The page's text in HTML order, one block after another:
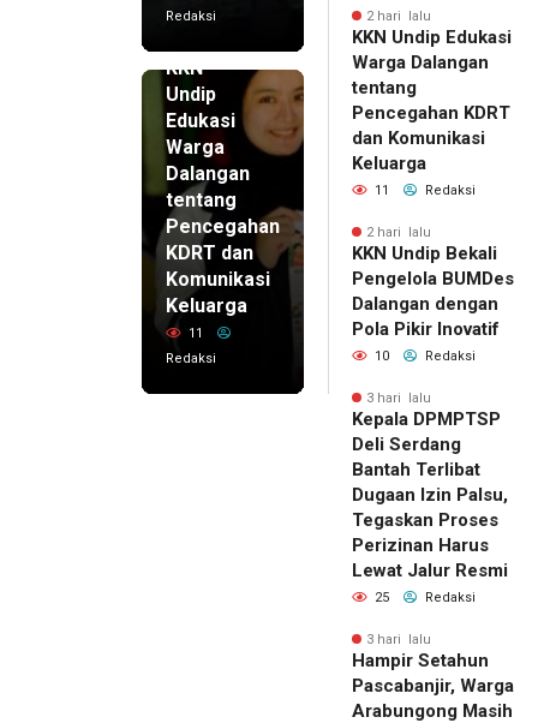
Redaksi
KKN
Undip
Edukasi
Warga
Dalangan
tentang
Pencegahan
KDRT dan
Komunikasi
Keluarga
11
Redaksi
2 hari lalu
KKN Undip Edukasi
Warga Dalangan
tentang
Pencegahan KDRT
dan Komunikasi
Keluarga
11 Redaksi
2 hari lalu
KKN Undip Bekali
Pengelola BUMDes
Dalangan dengan
Pola Pikir Inovatif
10 Redaksi
3 hari lalu
Kepala DPMPTSP
Deli Serdang
Bantah Terlibat
Dugaan Izin Palsu,
Tegaskan Proses
Perizinan Harus
Lewat Jalur Resmi
25 Redaksi
3 hari lalu
Hampir Setahun
Pascabanjir, Warga
Arabungong Masih